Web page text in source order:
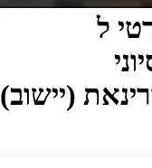
ל
(יישוב)